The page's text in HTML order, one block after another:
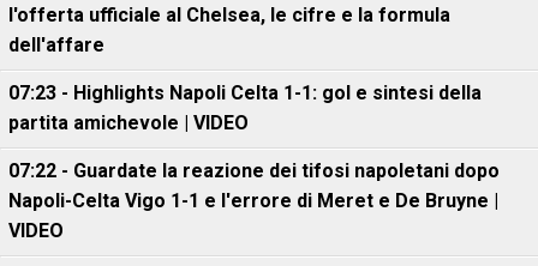
l'offerta ufficiale al Chelsea, le cifre e la formula
dell'affare
07:23 - Highlights Napoli Celta 1-1: gol e sintesi della
partita amichevole | VIDEO
07:22 - Guardate la reazione dei tifosi napoletani dopo
Napoli-Celta Vigo 1-1 e l'errore di Meret e De Bruyne |
VIDEO